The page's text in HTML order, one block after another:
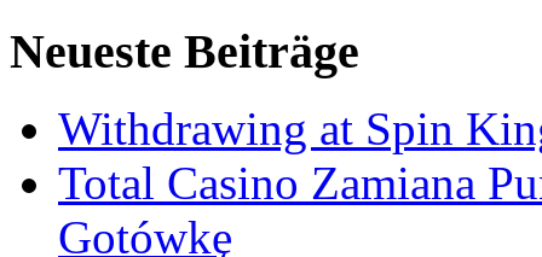
Neueste Beiträge
Withdrawing at Spin
Total Casino Zamiana
Gotówkę